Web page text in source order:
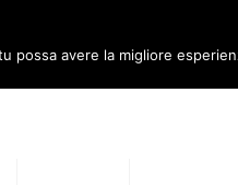
possa avere la migliore